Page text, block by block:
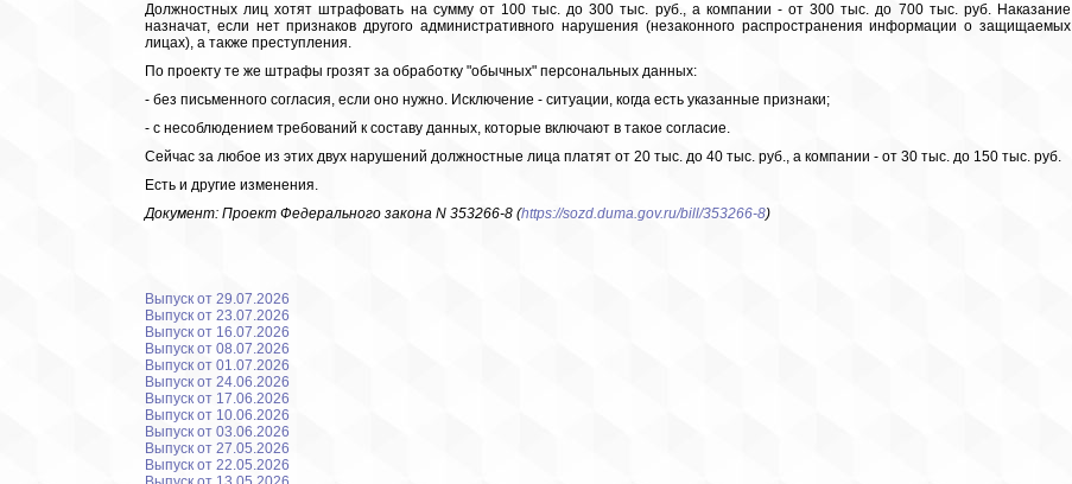
Должностных лиц хотят штрафовать на сумму от 100 тыс. до 300 тыс. руб., а компании - от 300 тыс. до 700 тыс. руб. Наказание
назначат, если нет признаков другого административного нарушения (незаконного распространения информации о защищаемых
лицах), а также преступления.
По проекту те же штрафы грозят за обработку "обычных" персональных данных:
- без письменного согласия, если оно нужно. Исключение - ситуации, когда есть указанные признаки;
- с несоблюдением требований к составу данных, которые включают в такое согласие.
Сейчас за любое из этих двух нарушений должностные лица платят от 20 тыс. до 40 тыс. руб., а компании - от 30 тыс. до 150 тыс. руб.
Есть и другие изменения.
Документ: Проект Федерального закона N 353266-8 (https://sozd.duma.gov.ru/bill/353266-8)
Выпуск от 29.07.2026
Выпуск от 23.07.2026
Выпуск от 16.07.2026
Выпуск от 08.07.2026
Выпуск от 01.07.2026
Выпуск от 24.06.2026
Выпуск от 17.06.2026
Выпуск от 10.06.2026
Выпуск от 03.06.2026
Выпуск от 27.05.2026
Выпуск от 22.05.2026